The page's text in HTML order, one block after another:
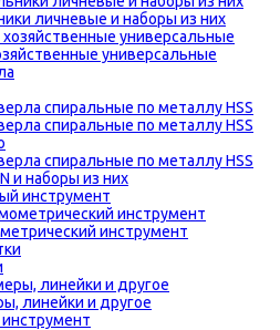
личневые и наборы из них
универсальные
спиральные по металлу HSS
спиральные по металлу HSS
спиральные по металлу HSS
и наборы из них
инструмент
инструмент
линейки и другое